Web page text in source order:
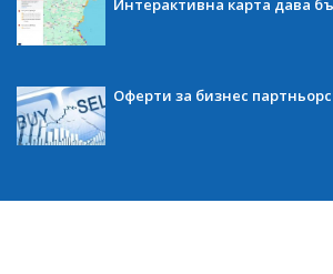
Интерактивна карта дава
Оферти за бизнес